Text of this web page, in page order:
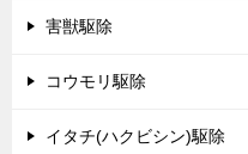
害獣駆除
コウモリ駆除
イタチ(ハクビシン)駆除